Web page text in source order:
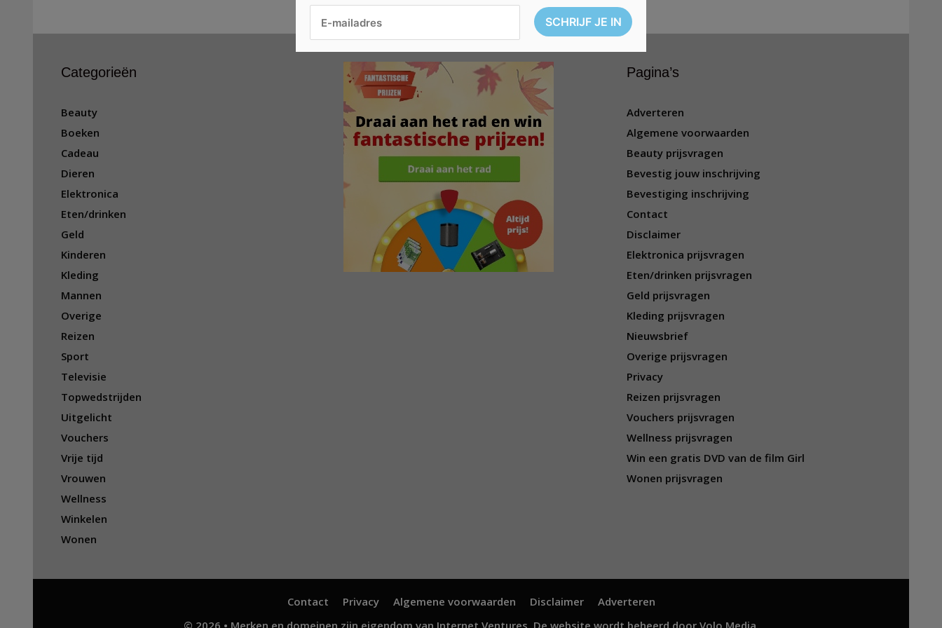
Categorieën
Beauty
Boeken
Cadeau
Dieren
Elektronica
Eten/drinken
Geld
Kinderen
Kleding
Mannen
Overige
Reizen
Sport
Televisie
Topwedstrijden
Uitgelicht
Vouchers
Vrije tijd
Vrouwen
Wellness
Winkelen
Wonen
Pagina’s
Adverteren
Algemene voorwaarden
Beauty prijsvragen
Bevestig jouw inschrijving
Bevestiging inschrijving
Contact
Disclaimer
Elektronica prijsvragen
Eten/drinken prijsvragen
Geld prijsvragen
Kleding prijsvragen
Nieuwsbrief
Overige prijsvragen
Privacy
Reizen prijsvragen
Vouchers prijsvragen
Wellness prijsvragen
Win een gratis DVD van de film Girl
Wonen prijsvragen
Contact Privacy Algemene voorwaarden Disclaimer
Adverteren